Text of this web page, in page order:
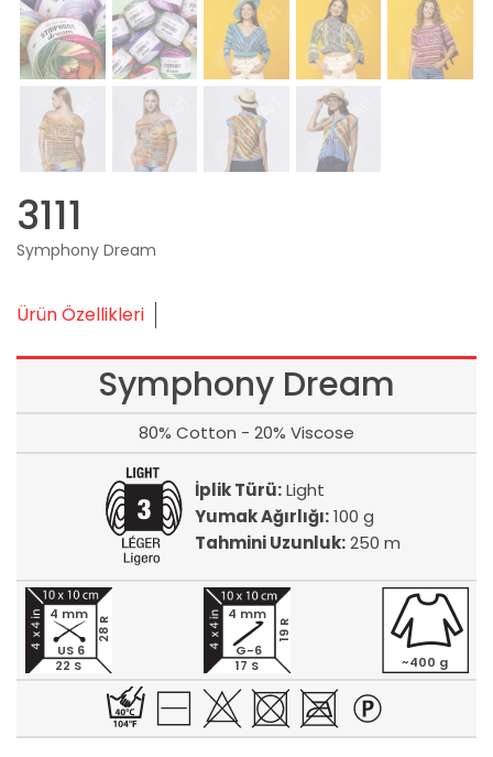
3111
Symphony Dream
Ürün Özellikleri
Symphony Dream
80% Cotton - 20% Viscose
İplik Türü:Light
Yumak Ağırlığı:100 g
Tahmini Uzunluk:250 m
22 S
28 R
4 mm
US 6
17 S
19 R
4 mm
G-6
~400 g